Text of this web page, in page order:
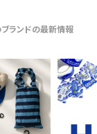
ブランドの最新情報